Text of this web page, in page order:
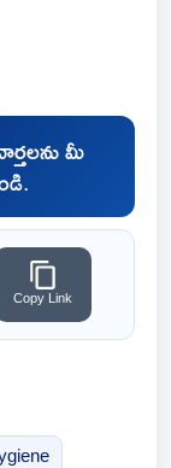
మీ
Copy Link